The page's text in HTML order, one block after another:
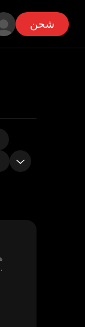
شحن